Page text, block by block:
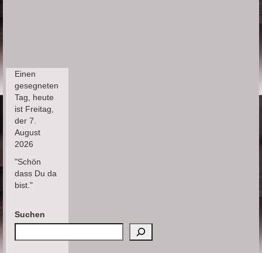
Einen
gesegneten
Tag, heute
ist Freitag,
der 7.
August
2026
"Schön
dass Du da
bist."
Suchen